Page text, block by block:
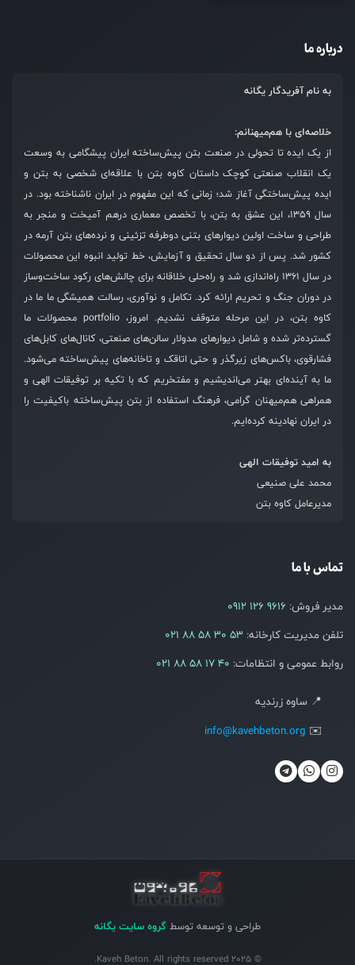
درباره ما
به نام آفریدگار یگانه
خلاصه‌ای با هم‌میهنانم:
از یک ایده تا تحولی در صنعت بتن پیش‌ساخته ایران پیشگامی به وسعت
یک انقلاب صنعتی کوچک داستان کاوه بتن با علاقه‌ای شخصی به بتن و
ایده پیش‌ساختگی آغاز شد؛ زمانی که این مفهوم در ایران ناشناخته بود. در
سال ۱۳۵۹، این عشق به بتن، با تخصص معماری درهم آمیخت و منجر به
طراحی و ساخت اولین دیوارهای بتنی دوطرفه تزئینی و نرده‌های بتن آرمه در
کشور شد. پس از دو سال تحقیق و آزمایش، خط تولید انبوه این محصولات
در سال ۱۳۶۱ راه‌اندازی شد و راه‌حلی خلاقانه برای چالش‌های رکود ساخت‌وساز
در دوران جنگ و تحریم ارائه کرد. تکامل و نوآوری، رسالت همیشگی ما ما در
کاوه بتن، در این مرحله متوقف نشدیم. امروز، portfolio محصولات ما
گسترده‌تر شده و شامل دیوارهای مدولار سالن‌های صنعتی، کانال‌های کابل‌های
فشارقوی، باکس‌های زیرگذر و حتی اتاقک و تاخانه‌های پیش‌ساخته می‌شود.
ما به آینده‌ای بهتر می‌اندیشیم و مفتخریم که با تکیه بر توفیقات الهی و
همراهی هم‌میهنان گرامی، فرهنگ استفاده از بتن پیش‌ساخته باکیفیت را
در ایران نهادینه کرده‌ایم.
به امید توفیقات الهی
محمد علی صنیعی
مدیرعامل کاوه بتن
تماس با ما
مدیر فروش: 0912 126 9616
تلفن مدیریت کارخانه: 021 88 58 30 53
روابط عمومی و انتظامات: 021 88 58 17 40
📍 ساوه زرندیه
✉️
info@kavehbeton.org
طراحی و توسعه توسطگروه سایت یگانه
© 2025 Kaveh Beton. All rights reserved.